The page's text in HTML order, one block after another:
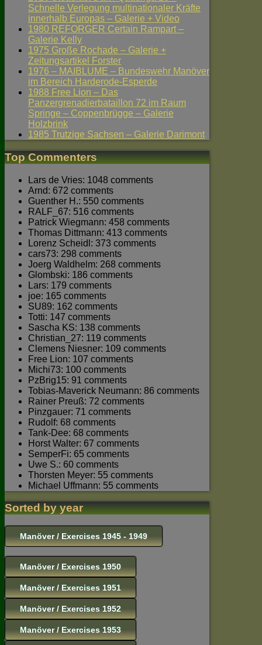
Schnelle Verlegung multinationaler Kräfte
innerhalb Europas – Galerie + Video
1980 REFORGER Certain Rampart –
Galerie Kelly
1975 Große Rochade – Galerie +
Zeitungsartikel Forster
1976 – MAIBLUME – Bundeswehr Manöver
im Bereich Harderode-Esperde
1988 Free Lion – Das
Panzergrenadierbataillon 72 im Raum
Springe – Coppenbrügge – Galerie
Holzbrink
1985 Trutzige Sachsen – Galerie Darimont
Top Commenters
Lars de Vries: 1048 comments
Arnd: 672 comments
Guenther H.: 550 comments
RALF_67: 516 comments
Patrick Wiegmann: 458 comments
Thomas Dittmann: 413 comments
Lorenz Scheidl: 373 comments
cars73: 298 comments
Joerg Waldhelm: 268 comments
Glombski: 186 comments
Lars: 179 comments
joe: 165 comments
SU89: 162 comments
Totti: 147 comments
Sascha KS: 138 comments
Christian_27: 119 comments
Clemens Niesner: 109 comments
Free Lion: 107 comments
Michi73: 100 comments
PzBrig15: 91 comments
Tobias-Maverick Neumann: 86 comments
Rainer Preuß: 72 comments
Pinzgauer: 71 comments
Rudolf: 68 comments
Tank-Dee: 68 comments
Horst Walter: 67 comments
SemperFi: 65 comments
Uwe S.: 60 comments
Thorsten Meyer: 55 comments
Michael Uffmann: 55 comments
Sorted by year
Manöver / Exercises 1945 - 1949
Manöver / Exercises 1950
Manöver / Exercises 1951
Manöver / Exercises 1952
Manöver / Exercises 1953